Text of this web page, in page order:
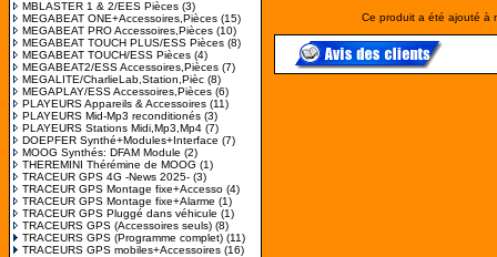
MBLASTER 1 & 2/EES Pièces (3)
MEGABEAT ONE+Accessoires,Pièces (15)
MEGABEAT PRO Accessoires,Pièces (10)
MEGABEAT TOUCH PLUS/ESS Pièces (8)
MEGABEAT TOUCH/ESS Pièces (4)
MEGABEAT2/ESS Accessoires,Pièces (7)
MEGALITE/CharlieLab,Station,Pièc (8)
MEGAPLAY/ESS Accessoires,Pièces (6)
PLAYEURS Appareils & Accessoires (11)
PLAYEURS Mid-Mp3 reconditionés (3)
PLAYEURS Stations Midi,Mp3,Mp4 (7)
DOEPFER Synthé+Modules+Interface (7)
MOOG Synthés: DFAM Module (2)
THEREMINI Thérémine de MOOG (1)
TRACEUR GPS 4G -News 2025- (3)
TRACEUR GPS Montage fixe+Accesso (4)
TRACEUR GPS Montage fixe+Alarme (1)
TRACEUR GPS Pluggé dans véhicule (1)
TRACEURS GPS (Accessoires seuls) (8)
TRACEURS GPS (Programme complet) (11)
TRACEURS GPS mobiles+Accessoires (16)
Ce produit a été ajouté à